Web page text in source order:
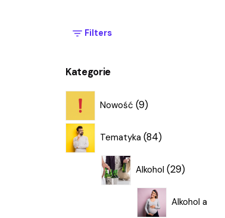
Filters
Kategorie
Nowość 9
9
produktów
Tematyka 84
84
produkty
Alkohol 29
29
produktów
Alkohol a